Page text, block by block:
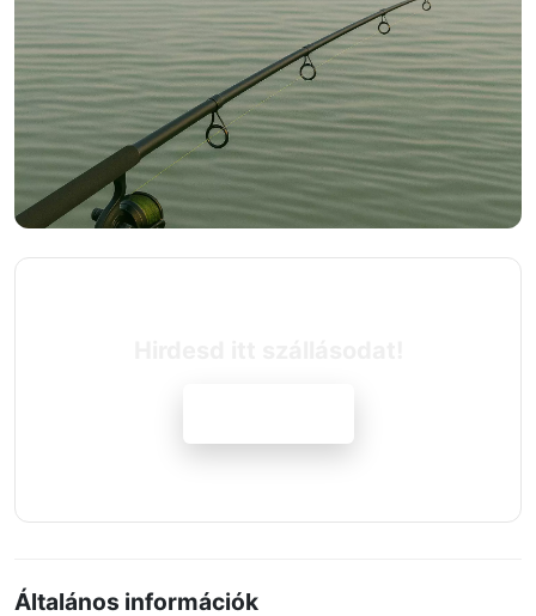
Általános információk